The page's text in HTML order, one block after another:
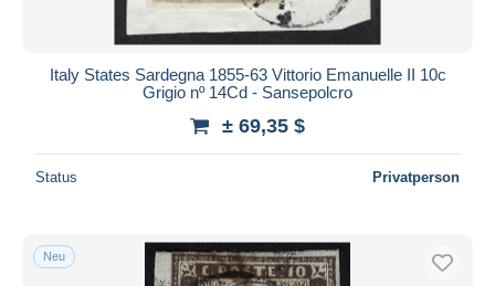
Italy States Sardegna 1855-63 Vittorio Emanuelle II 10c
Grigio nº 14Cd - Sansepolcro
± 69,35 $
Status Privatperson
Neu